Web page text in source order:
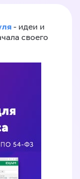
- идеи и
своего